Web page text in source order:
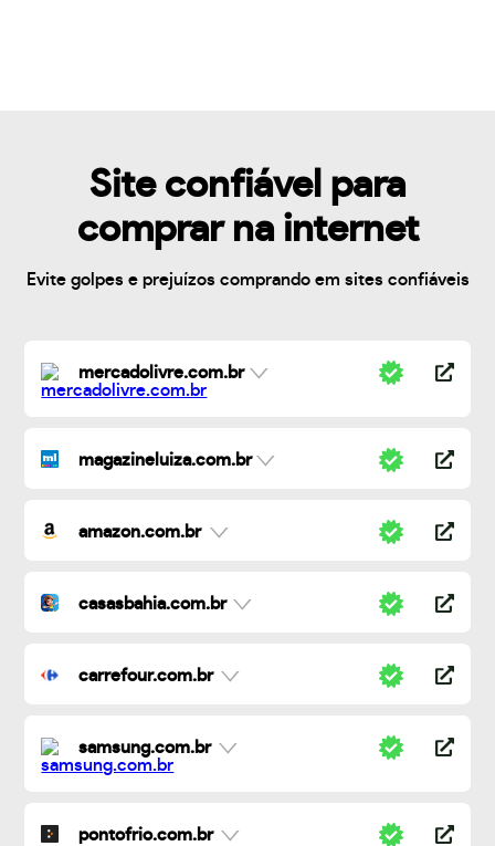
Site confiável para
comprar na internet
Evite golpes e prejuízos comprando em sites confiáveis
mercadolivre.com.br
magazineluiza.com.br
amazon.com.br
casasbahia.com.br
carrefour.com.br
samsung.com.br
pontofrio.com.br